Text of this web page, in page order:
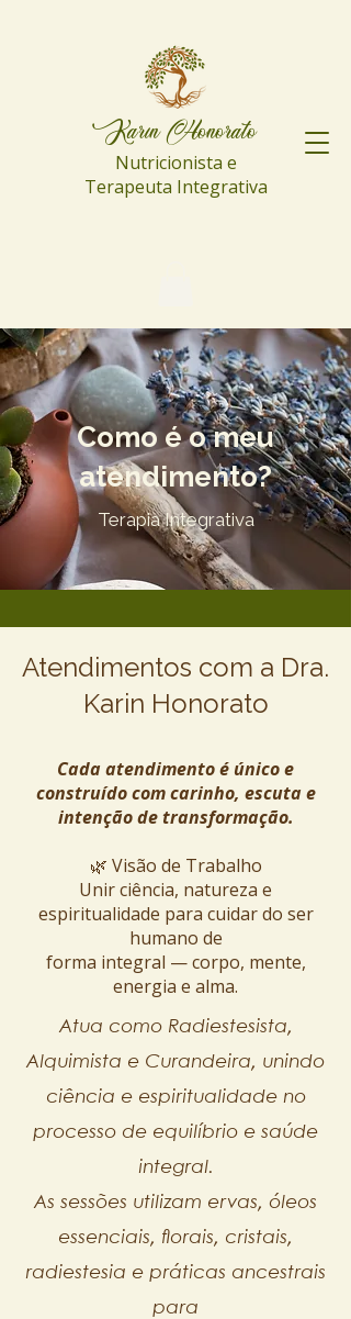
Karin Honorato
Nutricionista e
Terapeuta Integrativa
Como é o meu
atendimento?
Terapia Integrativa
Atendimentos com a Dra.
Karin Honorato
Cada atendimento é único e
construído com carinho, escuta e
intenção de transformação.
🌿 Visão de Trabalho
Unir ciência, natureza e
espiritualidade para cuidar do ser
humano de
forma integral — corpo, mente,
energia e alma.
Atua como Radiestesista,
Alquimista e Curandeira, unindo
ciência e espiritualidade no
processo de equilíbrio e saúde
integral.
As sessões utilizam ervas, óleos
essenciais, florais, cristais,
radiestesia e práticas ancestrais
para